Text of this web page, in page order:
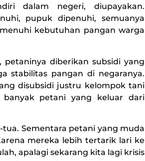
dalam negeri, diupayakan.
pupuk dipenuhi, semuanya
kebutuhan pangan warga
petaninya diberikan subsidi yang
stabilitas pangan di negaranya.
disubsidi justru kelompok tani
banyak petani yang keluar dari
Sementara petani yang muda
mereka lebih tertarik lari ke
apalagi sekarang kita lagi krisis